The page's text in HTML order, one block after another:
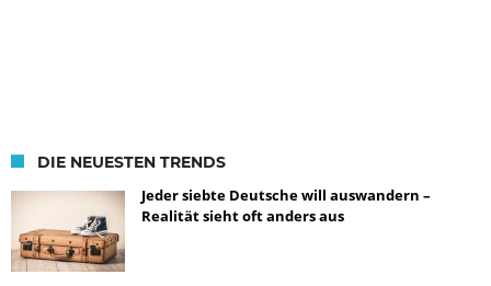
DIE NEUESTEN TRENDS
Jeder siebte Deutsche will auswandern –
Realität sieht oft anders aus